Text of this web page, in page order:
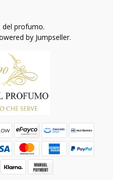
profumo.
by Jumpseller.